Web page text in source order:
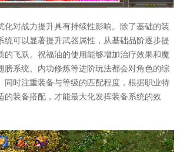
化对战力提升具有持续性影响。除了基础的装
统可以显著提升武器属性，从基础品阶逐步提
的飞跃。祝福油的使用能够增加治疗效果和魔
膀系统、内功修炼等进阶玩法都会对角色的综
同时注重装备与等级的匹配程度，根据职业特
的装备搭配，才能最大化发挥装备系统的效